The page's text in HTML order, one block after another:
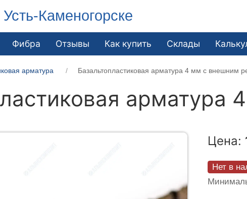
Каменогорске
Фибра Отзывы Как купить Склады
арматура Базальтопластиковая арматура 4 мм с внешним
Цена:
Нет в